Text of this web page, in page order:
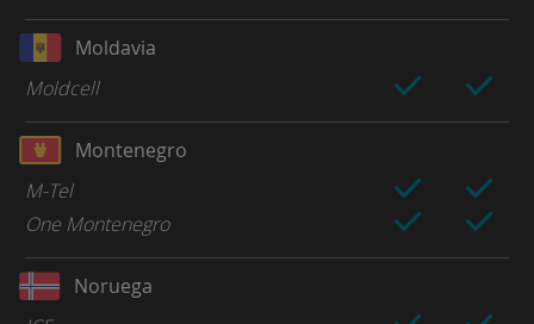
Moldavia
Moldcell
Montenegro
M-Tel
One Montenegro
Noruega